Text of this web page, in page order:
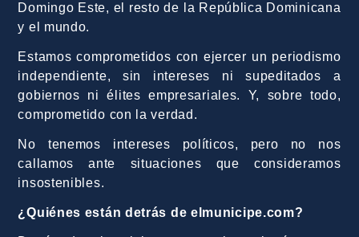
Domingo Este, el resto de la República Dominicana
y el mundo.
Estamos comprometidos con ejercer un periodismo
independiente, sin intereses ni supeditados a
gobiernos ni élites empresariales. Y, sobre todo,
comprometido con la verdad.
No tenemos intereses políticos, pero no nos
callamos ante situaciones que consideramos
insostenibles.
¿Quiénes están detrás de elmunicipe.com?